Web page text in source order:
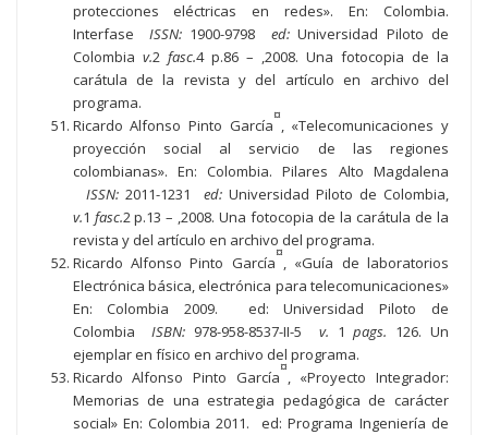
protecciones eléctricas en redes». En: Colombia.
InterfaseISSN: 1900-9798ed: Universidad Piloto de
Colombia v.2 fasc.4 p.86 – ,2008. Una fotocopia de la
carátula de la revista y del artículo en archivo del
programa.
Ricardo Alfonso Pinto García
¤
, «Telecomunicaciones y
proyección social al servicio de las regiones
colombianas». En: Colombia. Pilares Alto Magdalena
ISSN:2011-1231 ed:Universidad Piloto de Colombia,
v.1 fasc.2 p.13 – ,2008. Una fotocopia de la carátula de la
revista y del artículo en archivo del programa.
Ricardo Alfonso Pinto García
¤
, «Guía de laboratorios
Electrónica básica, electrónica para telecomunicaciones»
En: Colombia 2009. ed: Universidad Piloto de
ColombiaISBN: 978-958-8537-II-5 v. 1pags. 126. Un
ejemplar en físico en archivo del programa.
Ricardo Alfonso Pinto García
¤
, «Proyecto Integrador:
Memorias de una estrategia pedagógica de carácter
social» En: Colombia 2011. ed: Programa Ingeniería de